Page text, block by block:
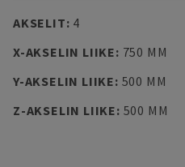
AKSELIT: 4
X-AKSELIN LIIKE: 750 MM
Y-AKSELIN LIIKE: 500 MM
Z-AKSELIN LIIKE: 500 MM